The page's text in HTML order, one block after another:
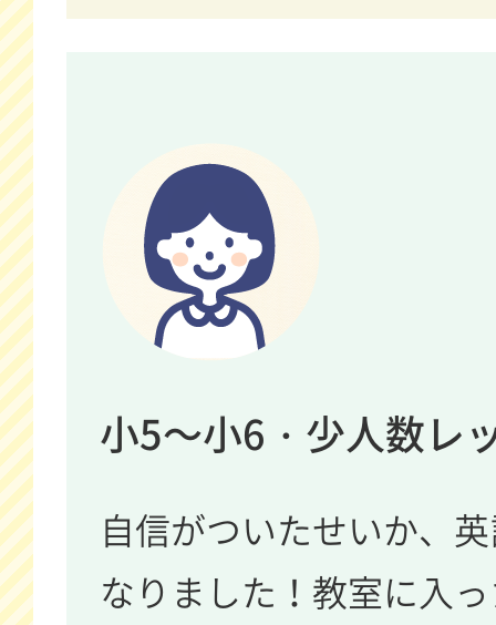
小5～小6・少人数レ
自信がついたせいか、
なりました！教室に入